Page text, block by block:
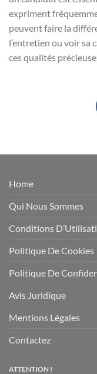
expriment
peuvent faire la
l’entretien ou voir sa
ces qualités
Home
Qui Nous Sommes
Conditions
Politique De Cookies
Politique De
Avis Juridique
Mentions Légales
Contactez
ATTENTION !